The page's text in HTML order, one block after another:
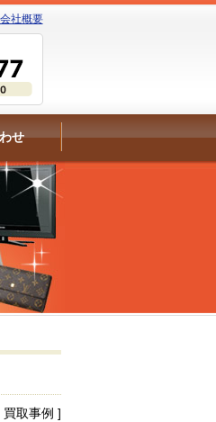
会社概要
せ
取事例 ]